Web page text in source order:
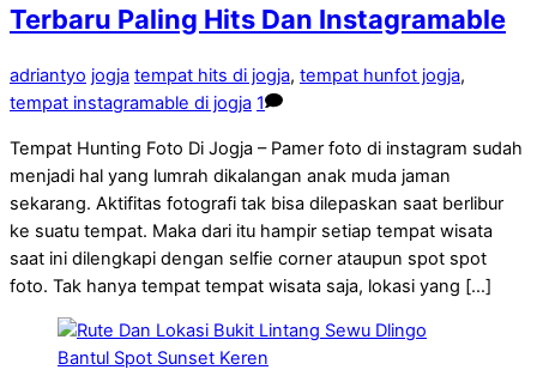
Terbaru Paling Hits Dan Instagramable
adriantyo jogja tempat hits di jogja, tempat hunfot jogja,
tempat instagramable di jogja 1
Tempat Hunting Foto Di Jogja – Pamer foto di instagram sudah
menjadi hal yang lumrah dikalangan anak muda jaman
sekarang. Aktifitas fotografi tak bisa dilepaskan saat berlibur
ke suatu tempat. Maka dari itu hampir setiap tempat wisata
saat ini dilengkapi dengan selfie corner ataupun spot spot
foto. Tak hanya tempat tempat wisata saja, lokasi yang […]